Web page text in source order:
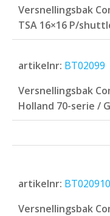
Versnellingsbak
TSA 16×16 P/
artikelnr: BT02099
Versnellingsbak
Holland 70-serie /
artikelnr: BT020910
Versnellingsbak